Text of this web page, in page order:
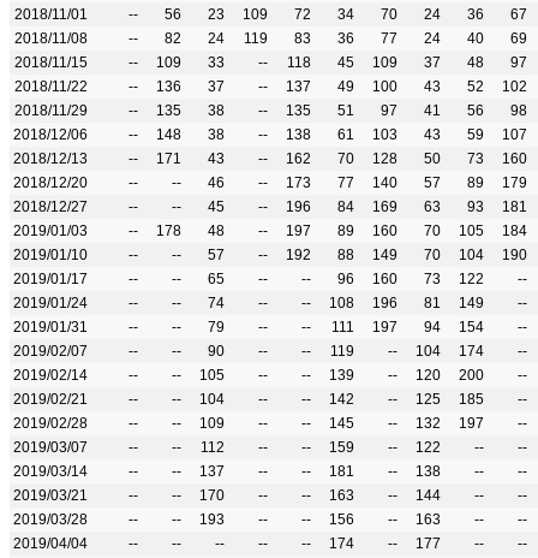
2018/11/01
-- 56 23 109 72 34 70 24 36
67
2018/11/08
-- 82 24 119 83 36 77 24 40
69
2018/11/15
-- 109 33 -- 118 45 109 37 48
97
2018/11/22
-- 136 37 -- 137 49 100 43 52
102
2018/11/29
-- 135 38 -- 135 51 97 41 56
98
2018/12/06
-- 148 38 -- 138 61 103 43 59
107
2018/12/13
-- 171 43 -- 162 70 128 50 73
160
2018/12/20
-- -- 46 -- 173 77 140 57 89
179
2018/12/27
-- -- 45 -- 196 84 169 63 93
181
2019/01/03
-- 178 48 -- 197 89 160 70 105
184
2019/01/10
-- -- 57 -- 192 88 149 70 104
190
2019/01/17
-- -- 65 -- -- 96 160 73 122
--
2019/01/24
-- -- 74 -- -- 108 196 81 149
--
2019/01/31
-- -- 79 -- -- 111 197 94 154
--
2019/02/07
-- -- 90 -- -- 119 -- 104 174
--
2019/02/14
-- -- 105 -- -- 139 -- 120 200
--
2019/02/21
-- -- 104 -- -- 142 -- 125 185
--
2019/02/28
-- -- 109 -- -- 145 -- 132 197
--
2019/03/07
-- -- 112 -- -- 159 -- 122 --
--
2019/03/14
-- -- 137 -- -- 181 -- 138 --
--
2019/03/21
-- -- 170 -- -- 163 -- 144 --
--
2019/03/28
-- -- 193 -- -- 156 -- 163 --
--
2019/04/04
-- -- -- -- -- 174 -- 177 --
--